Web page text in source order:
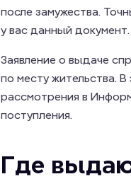
после замужества.
у вас данный документ.
Заявление о выдаче
по месту жительства. В
рассмотрения в
поступления.
Где